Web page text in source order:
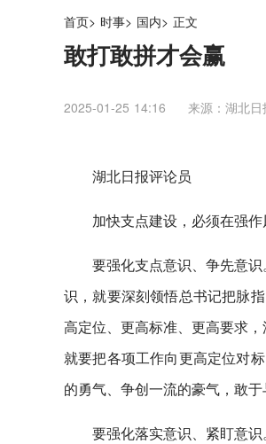
首页> 时事> 国内> 正文
敢打敢拼才会赢
2025-01-25 14:16 来源：​湖北日
湖北日报评论员
加快支点建设，必须在强
要强化支点意识、争先意
识，就要深刻领悟总书记把脉
高定位、更高标准、更高要求
就要把各项工作向更高定位对
的勇气、争创一流的豪气，敢
要强化落实意识、紧盯意